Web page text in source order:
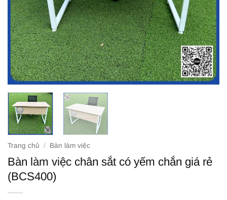
Trang chủ / Bàn làm việc
Bàn làm việc chân sắt có yếm chắn giá rẻ
(BCS400)